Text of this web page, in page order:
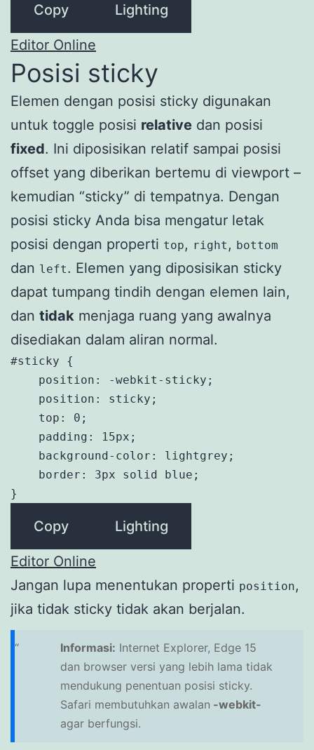
Copy Lighting
Editor Online
Posisi sticky
Elemen dengan posisi sticky digunakan
untuk toggle posisi relative dan posisi
fixed. Ini diposisikan relatif sampai posisi
offset yang diberikan bertemu di viewport –
kemudian “sticky” di tempatnya. Dengan
posisi sticky Anda bisa mengatur letak
posisi dengan properti top, right , bottom
dan left. Elemen yang diposisikan sticky
dapat tumpang tindih dengan elemen lain,
dan tidak menjaga ruang yang awalnya
disediakan dalam aliran normal.
#sticky {
    position: -webkit-sticky;
    position: sticky;
    top: 0;
    padding: 15px;
    background-color: lightgrey;
    border: 3px solid blue;
}
Copy Lighting
Editor Online
Jangan lupa menentukan properti position,
jika tidak sticky tidak akan berjalan.
Informasi: Internet Explorer, Edge 15
dan browser versi yang lebih lama tidak
mendukung penentuan posisi sticky.
Safari membutuhkan awalan -webkit-
agar berfungsi.